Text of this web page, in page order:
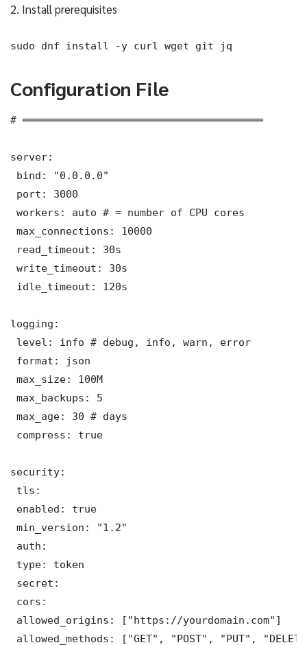
2. Install prerequisites
sudo dnf install -y curl wget git jq
Configuration File
# ═══════════════════════════════════════
server:
bind: "0.0.0.0"
port: 3000
workers: auto # = number of CPU cores
max_connections: 10000
read_timeout: 30s
write_timeout: 30s
idle_timeout: 120s
logging:
level: info # debug, info, warn, error
format: json
max_size: 100M
max_backups: 5
max_age: 30 # days
compress: true
security:
tls:
enabled: true
min_version: "1.2"
auth:
type: token
secret:
cors:
allowed_origins: ["https://yourdomain.com"]
allowed_methods: ["GET", "POST", "PUT",